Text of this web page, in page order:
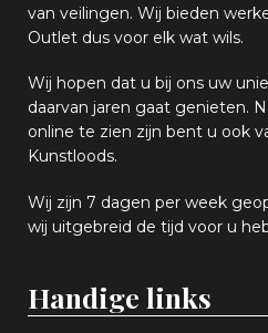
van veilingen. Wij bieden
Outlet dus voor elk wat wils.
Wij hopen dat u bij ons uw u
daarvan jaren gaat genieten.
online te zien zijn bent u ook
Kunstloods.
Wij zijn 7 dagen per week
wij uitgebreid de tijd voor u
Handige links